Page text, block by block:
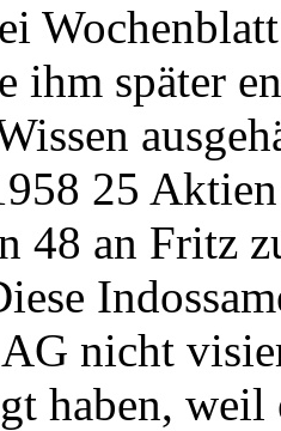
ihm später
25
48 an Fritz
nicht
haben, weil